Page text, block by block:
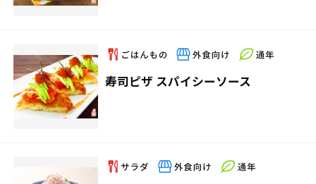
寿司ピザ スパイシーソース